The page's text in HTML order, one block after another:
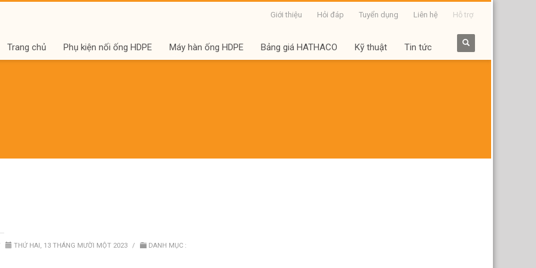
Hỗ trợ
Giới thiệu Hỏi đáp Tuyển dụng Liên hệ
Trang chủ Phụ kiện nối ống HDPE Máy hàn ống HDPE Bảng giá HATHACO Kỹ thuật Tin tức
THỨ HAI, 13 THÁNG MƯỜI MỘT 2023 / DANH MỤC :